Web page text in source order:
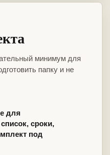
минимум для
папку и не
для
сроки,
под